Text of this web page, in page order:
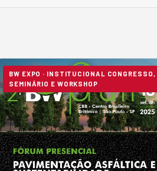
BW EXPO · INSTITUCIONAL CONGRESSO,
SEMINÁRIO E WORKSHOP